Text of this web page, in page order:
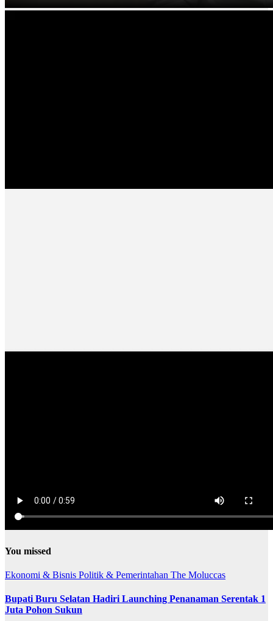
You missed
Ekonomi & Bisnis Politik & Pemerintahan The Moluccas
Bupati Buru Selatan Hadiri Launching Penanaman Serentak 1
Juta Pohon Sukun